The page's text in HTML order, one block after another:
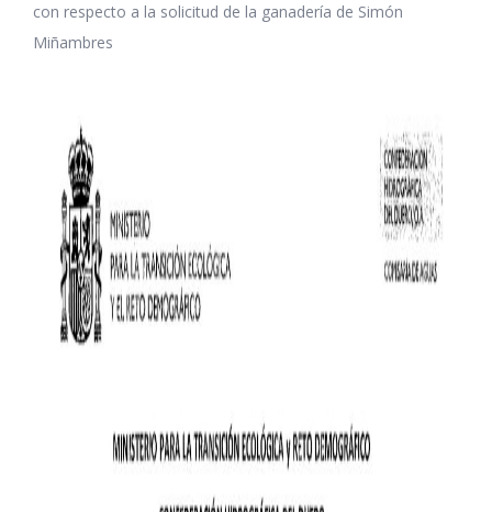
con respecto a la solicitud de la ganadería de Simón
Miñambres